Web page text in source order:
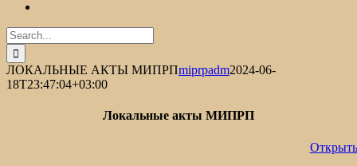
Search
for:
ЛОКАЛЬНЫЕ АКТЫ МИПРПmiprpadm2024-06-
18T23:47:04+03:00
Локальные акты МИПРП
Открыть